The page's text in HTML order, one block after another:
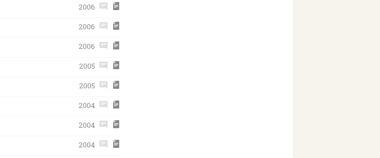
2006
2006
2006
2005
2005
2004
2004
2004